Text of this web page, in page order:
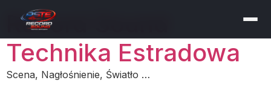
Record Sound
Technika Estradowa
Scena, Nagłośnienie, Światło …